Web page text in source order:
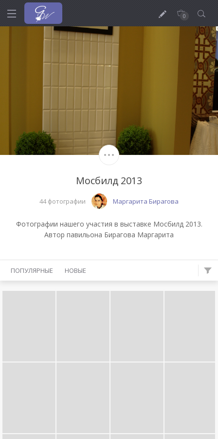
0
Мосбилд 2013
44 фотографии Маргарита Бирагова
Фотографии нашего участия в выставке Мосбилд 2013.
Автор павильона Бирагова Маргарита
ПОПУЛЯРНЫЕ НОВЫЕ